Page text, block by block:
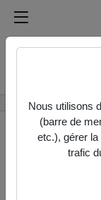
Accueil Vidéos
Nous utilisons
(barre de
etc.), gérer
trafic